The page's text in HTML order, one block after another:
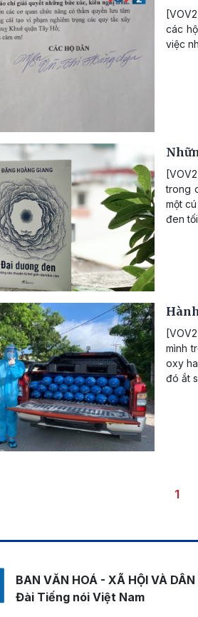
các
việc
trong
một
đen
mình
oxy
đó ắt
1
BAN VĂN HOÁ - XÃ HỘI VÀ
Đài Tiếng nói Việt Nam